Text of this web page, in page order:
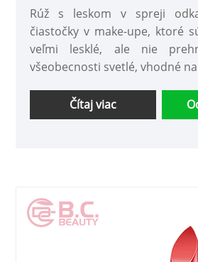
Rúž s leskom v spreji
čiastočky v make-upe, ktoré
veľmi lesklé, ale nie
všeobecnosti svetlé, vhodné
Čítaj viac